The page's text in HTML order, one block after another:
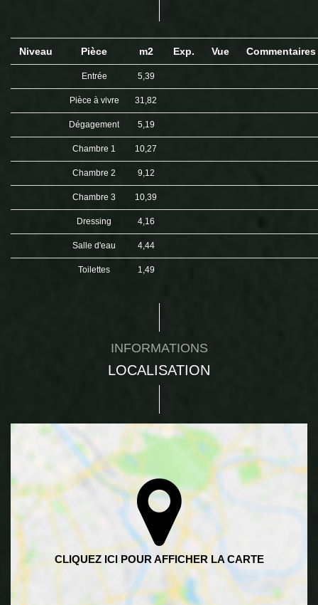
Niveau Pièce m2 Exp. Vue Commentaires
Entrée 5,39
Pièce à vivre 31,82
Dégagement 5,19
Chambre 1 10,27
Chambre 2 9,12
Chambre 3 10,39
Dressing 4,16
Salle d'eau 4,44
Toilettes 1,49
INFORMATIONS
LOCALISATION